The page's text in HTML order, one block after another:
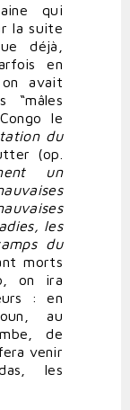
qui
la suite
déjà,
en
avait
“mâles
le
du
(op.
un
les
du
morts
on ira
: en
au
de
venir
les